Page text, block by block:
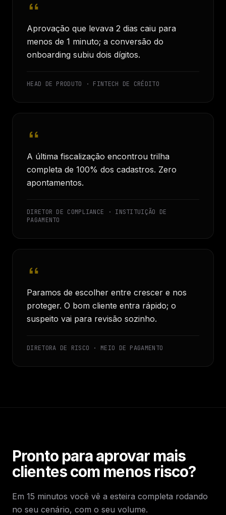
Aprovação que levava 2 dias caiu para
menos de 1 minuto; a conversão do
onboarding subiu dois dígitos.
HEAD DE PRODUTO · FINTECH DE CRÉDITO
A última fiscalização encontrou trilha
completa de 100% dos cadastros. Zero
apontamentos.
DIRETOR DE COMPLIANCE · INSTITUIÇÃO DE
PAGAMENTO
Paramos de escolher entre crescer e nos
proteger. O bom cliente entra rápido; o
suspeito vai para revisão sozinho.
DIRETORA DE RISCO · MEIO DE PAGAMENTO
Pronto para aprovar mais
clientes com menos risco?
Em 15 minutos você vê a esteira completa rodando
no seu cenário, com o seu volume.